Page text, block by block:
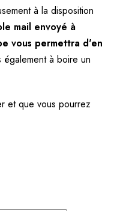
à la disposition
mail envoyé à
vous permettra d'en
à boire un
et que vous pourrez